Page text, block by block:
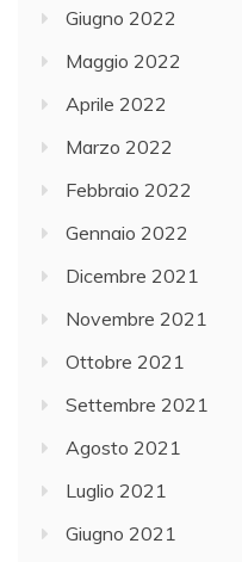
Giugno 2022
Maggio 2022
Aprile 2022
Marzo 2022
Febbraio 2022
Gennaio 2022
Dicembre 2021
Novembre 2021
Ottobre 2021
Settembre 2021
Agosto 2021
Luglio 2021
Giugno 2021